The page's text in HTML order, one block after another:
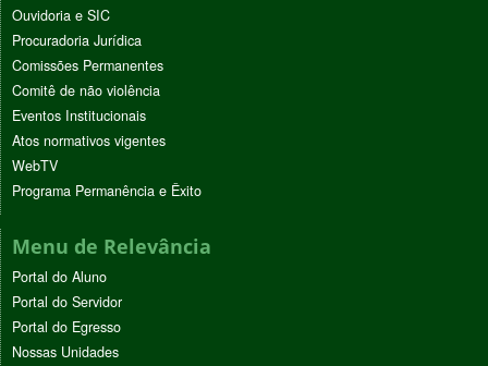
Ouvidoria e SIC
Procuradoria Jurídica
Comissões Permanentes
Comitê de não violência
Eventos Institucionais
Atos normativos vigentes
WebTV
Programa Permanência e Êxito
Menu de Relevância
Portal do Aluno
Portal do Servidor
Portal do Egresso
Nossas Unidades